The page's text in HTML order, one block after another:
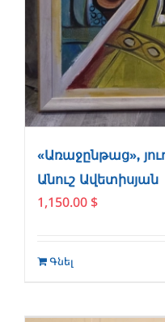
«Առաջընթաց»,
Անուշ Ավետիսյան
1,150.00 $
Գնել